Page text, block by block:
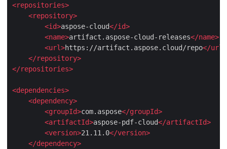
<repositories>
<repository>
<id>aspose-cloud</id>
<name>artifact.aspose-cloud-releases</name>
<url>https://artifact.aspose.cloud/repo</url
</repository>
</repositories>
<dependencies>
<dependency>
<groupId>com.aspose</groupId>
<artifactId>aspose-pdf-cloud</artifactId>
<version>21.11.0</version>
</dependency>